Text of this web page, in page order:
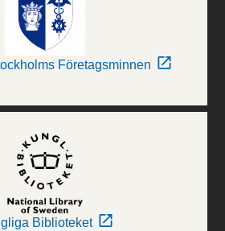
Företagsminnen
Biblioteket